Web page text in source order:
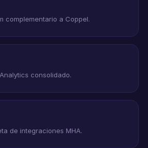
complementario a Coppel.
consolidado.
de integraciones MHA.